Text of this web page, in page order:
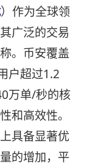
）作为全球领
广泛的交易
。币安覆盖
户超过1.2
万单/秒的核
和高效性。
具备显著优
的增加，平